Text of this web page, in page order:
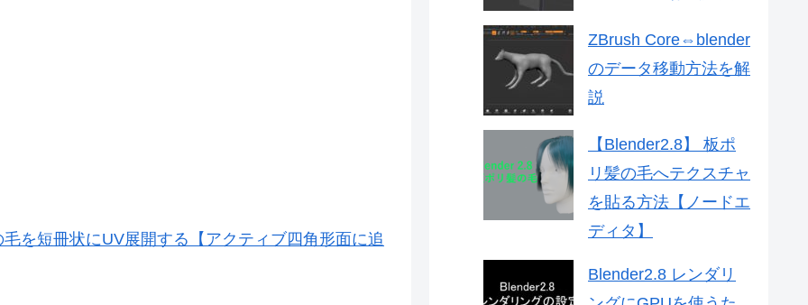
を短冊状にUV展開する【アクティブ四角形面に追
ZBrush Core⇔blender
のデータ移動方法を解
説
【Blender2.8】 板ポ
リ髪の毛へテクスチャ
を貼る方法【ノードエ
ディタ】
Blender2.8 レンダリ